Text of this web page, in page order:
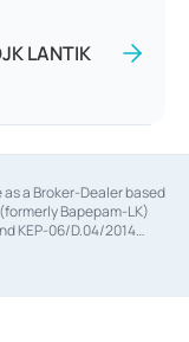
LANTIK
a Broker-Dealer based
Bapepam-LK)
KEP-06/D.04/2014
based on the
12/PM/PEE/1997